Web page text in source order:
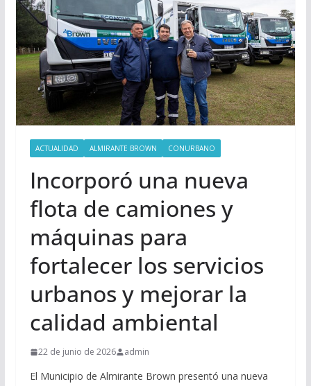
ACTUALIDAD ALMIRANTE BROWN CONURBANO
Incorporó una nueva
flota de camiones y
máquinas para
fortalecer los servicios
urbanos y mejorar la
calidad ambiental
22 de junio de 2026 admin
El Municipio de Almirante Brown presentó una nueva